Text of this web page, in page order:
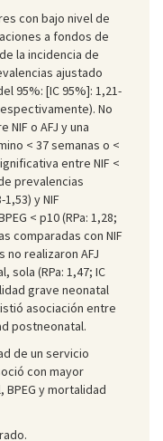
con bajo nivel de
a fondos de
la incidencia de
ajustado
95%: [IC 95%]: 1,21-
No
o AFJ y una
< 37 semanas o <
entre NIF <
prevalencias
y NIF
< p10 (RPa: 1,28;
comparadas con NIF
no realizaron AFJ
sola (RPa: 1,47; IC
grave neonatal
asociación entre
postneonatal.
de un servicio
con mayor
y mortalidad